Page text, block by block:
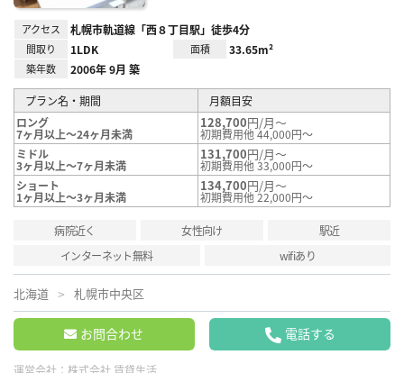
アクセス 札幌市軌道線「西８丁目駅」徒歩4分
間取り 1LDK 面積 33.65m²
築年数 2006年 9月 築
プラン名・期間
月額目安
ロング
7ヶ月以上～24ヶ月未満
128,700円/月～
初期費用他 44,000円～
ミドル
3ヶ月以上～7ヶ月未満
131,700円/月～
初期費用他 33,000円～
ショート
1ヶ月以上～3ヶ月未満
134,700円/月～
初期費用他 22,000円～
病院近く 女性向け
駅近
インターネット無料
wifiあり
北海道 札幌市中央区
お問合わせ 電話する